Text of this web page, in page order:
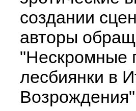
создании
авторы
"Нескромные
лесбиянки в